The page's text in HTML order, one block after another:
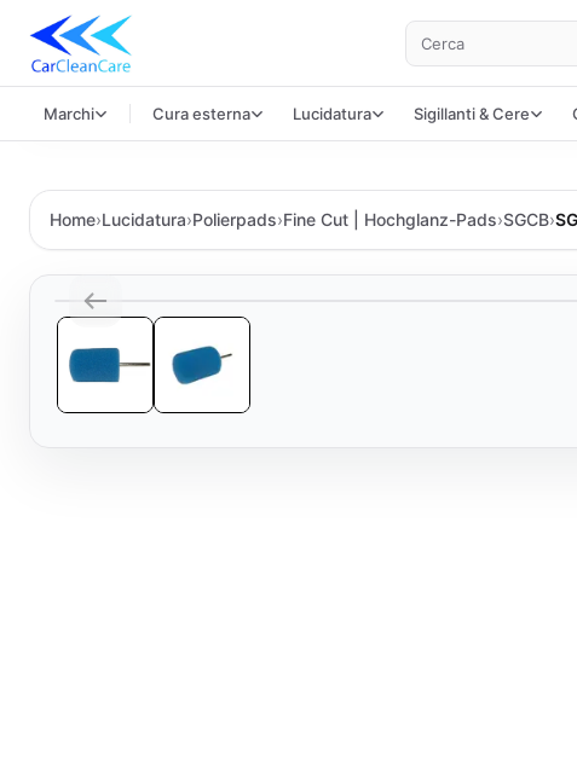
Cerca
Marchi Cura esterna Lucidatura Sigillanti & Cere
Home›Lucidatura›Polierpads›Fine Cut | Hochglanz-Pads›SGCB›